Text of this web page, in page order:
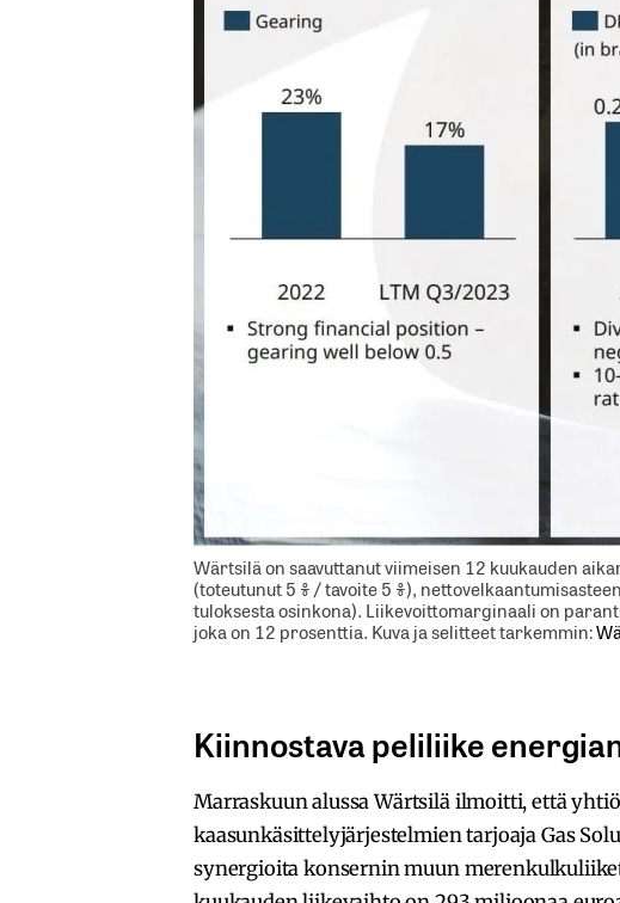
Wärtsilä on saavuttanut viimeisen 12 kuukauden
(toteutunut 5 % / tavoite 5 %),
tuloksesta osinkona). Liikevoittomarginaali on
joka on 12 prosenttia. Kuva ja selitteet tarkemmin:
Kiinnostava peliliike
Marraskuun alussa Wärtsilä ilmoitti, että
kaasunkäsittelyjärjestelmien tarjoaja Gas
synergioita konsernin muun